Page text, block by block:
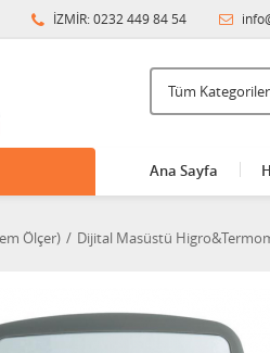
İZMİR: 0232 449 84 54
Ana Sayfa
Ölçer) Dijital Masüstü